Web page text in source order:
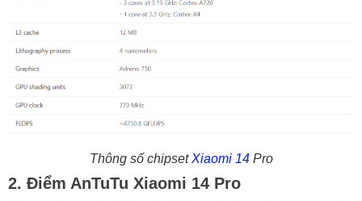
Thông số chipsetXiaomi 14Pro
2. Điểm AnTuTu Xiaomi 14 Pro